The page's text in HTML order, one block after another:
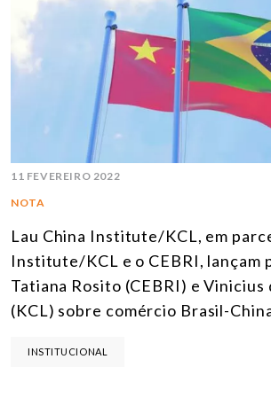
11 FEVEREIRO 2022
NOTA
Lau China Institute/KCL, em
Institute/KCL e o CEBRI, lançam
Tatiana Rosito (CEBRI) e Vinicius
(KCL) sobre comércio Brasil-
INSTITUCIONAL